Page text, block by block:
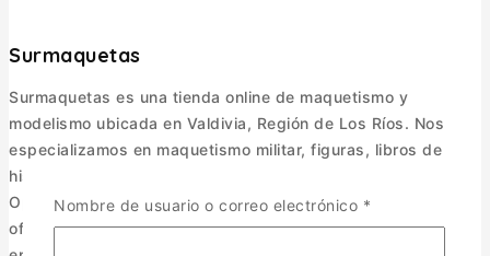
Surmaquetas
Surmaquetas es una tienda online de maquetismo y
modelismo ubicada en Valdivia, Región de Los Ríos. Nos
especializamos en maquetismo militar, figuras, libros de
historia y accesorios.
Operamos como e-commerce, enviando a todo Chile y
ofreciendo una selección pensada para coleccionistas y
Nombre de usuario o correo electrónico *